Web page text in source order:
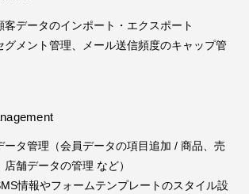
客データのインポート・エクスポート
グメント管理、メール送信頻度のキャップ管
ータ管理（会員データの項目追加 / 商品、売
店舗データの管理 など）
情報やフォームテンプレートのスタイル設